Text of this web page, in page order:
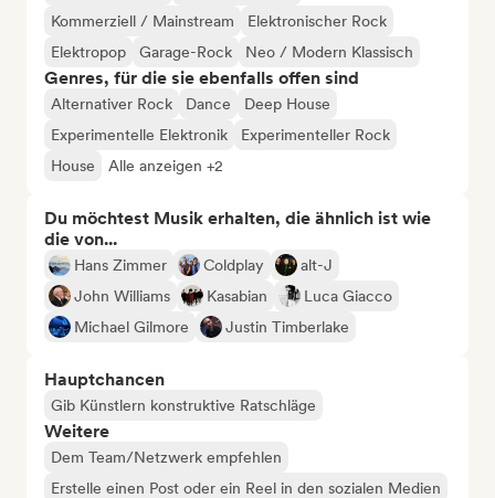
Kommerziell / Mainstream
Elektronischer Rock
Elektropop
Garage-Rock Neo / Modern Klassisch
Genres, für die sie ebenfalls offen sind
Alternativer Rock Dance
Deep House
Experimentelle Elektronik
Experimenteller Rock
House
Alle anzeigen +2
Du möchtest Musik erhalten, die ähnlich ist wie
die von...
Hans Zimmer Coldplay
alt-J
John Williams
Kasabian
Luca Giacco
Michael Gilmore
Justin Timberlake
Hauptchancen
Gib Künstlern konstruktive Ratschläge
Weitere
Dem Team/Netzwerk empfehlen
Erstelle einen Post oder ein Reel in den sozialen Medien